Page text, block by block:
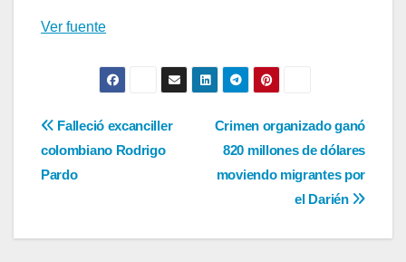
Ver fuente
Navegación
de
Crimen organizado ganó
820 millones de dólares
moviendo migrantes por
el Darién
Falleció excanciller
colombiano Rodrigo
Pardo